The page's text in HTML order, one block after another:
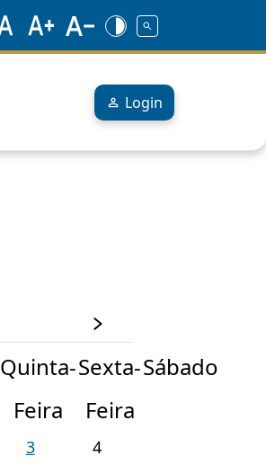
Login
Quinta-
Feira
Sexta-
Feira
Sábado
3
4